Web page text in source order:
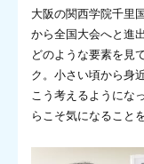
大阪の関西学院千里
から全国大会へと進
どのような要素を見
ク。小さい頃から身
こう考えるようにな
らこそ気になること